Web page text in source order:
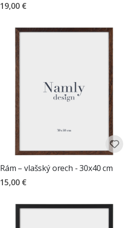
19,00 €
Rám – vlašský orech - 30x40 cm
15,00 €